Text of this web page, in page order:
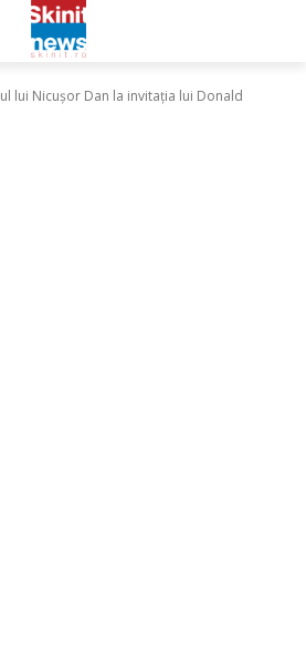
lui Nicușor Dan la invitația lui Donald